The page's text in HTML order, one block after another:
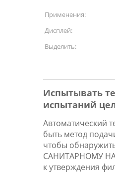
Применения:
Дисплей:
Выделить:
Испытывать
испытаний
Автоматический
быть метод
чтобы
САНИТАРНОМУ
к утверждения